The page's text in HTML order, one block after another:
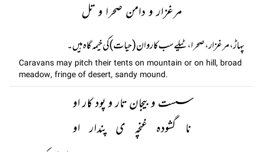
مرغزار و دامن صحرا و تل
پہاڑ ، مرغزار، صحرا، ٹیلے سب کاروان (حیات) کی خیمہ گاہ ہیں۔
Caravans may pitch their tents on mountain or on hill, broad
meadow, fringe of desert, sandy mound.
سست و بیجان تار و پود کار او
نا گشودہ غنچہ ی پندار او